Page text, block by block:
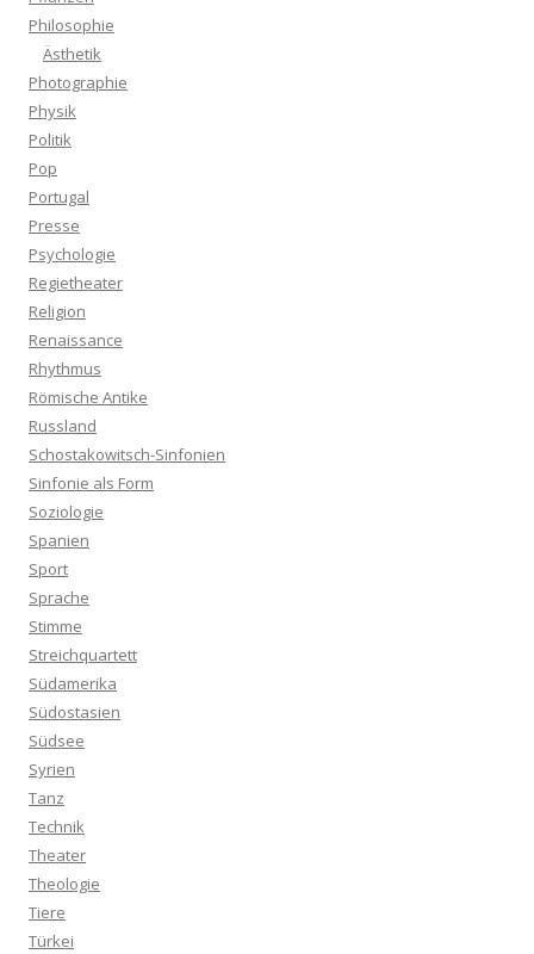
Philosophie
Ästhetik
Photographie
Physik
Politik
Pop
Portugal
Presse
Psychologie
Regietheater
Religion
Renaissance
Rhythmus
Römische Antike
Russland
Schostakowitsch-Sinfonien
Sinfonie als Form
Soziologie
Spanien
Sport
Sprache
Stimme
Streichquartett
Südamerika
Südostasien
Südsee
Syrien
Tanz
Technik
Theater
Theologie
Tiere
Türkei